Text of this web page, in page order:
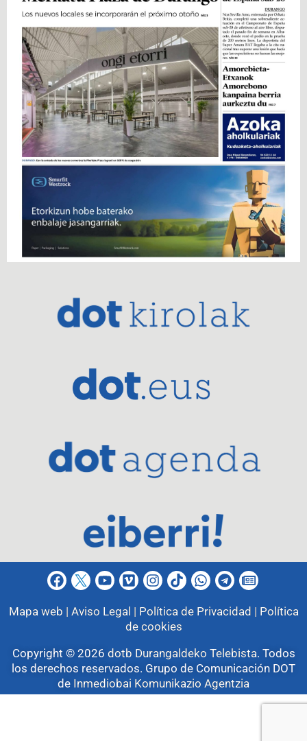
Mapa web | Aviso Legal | Política de Privacidad | Política
de cookies
Copyright © 2026 dotb Durangaldeko Telebista. Todos
los derechos reservados. Grupo de Comunicación DOT
de Inmediobai Komunikazio Agentzia